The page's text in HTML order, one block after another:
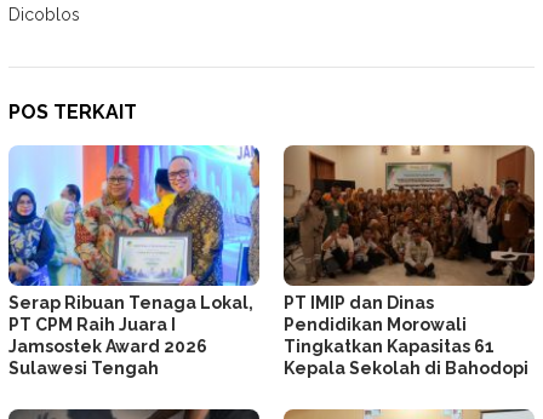
Dicoblos
POS TERKAIT
Serap Ribuan Tenaga Lokal,
PT CPM Raih Juara I
Jamsostek Award 2026
Sulawesi Tengah
PT IMIP dan Dinas
Pendidikan Morowali
Tingkatkan Kapasitas 61
Kepala Sekolah di Bahodopi